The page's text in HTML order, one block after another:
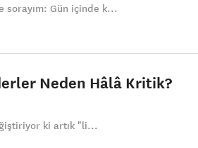
sorayım: Gün içinde k...
Neden Hâlâ Kritik?
ki artık "li...